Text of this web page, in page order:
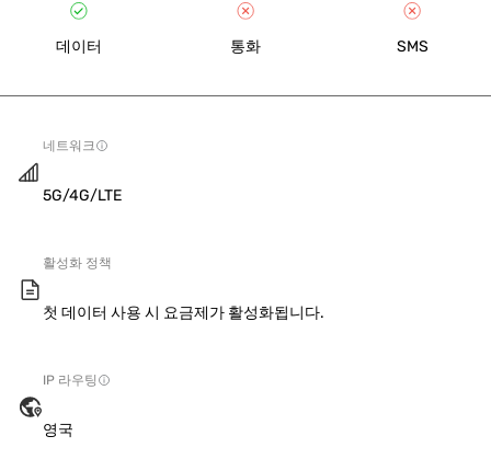
데이터 통화 SMS
네트워크
5G/4G/LTE
활성화 정책
첫 데이터 사용 시 요금제가 활성화됩니다.
IP 라우팅
영국